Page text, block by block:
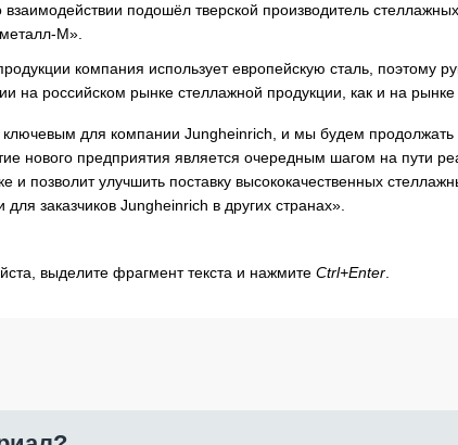
подошёл тверской производитель
М».
компания использует европейскую сталь, поэтому
на российском рынке стеллажной продукции, как и на
ключевым для компании Jungheinrich, и мы будем
нового предприятия является очередным шагом на пути
и позволит улучшить поставку высококачественных
заказчиков Jungheinrich в других странах».
выделите фрагмент текста и нажмите Ctrl+Enter